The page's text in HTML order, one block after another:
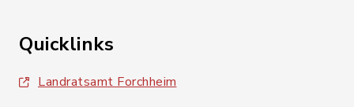
Quicklinks
Landratsamt Forchheim